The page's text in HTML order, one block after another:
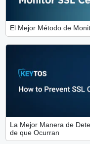
El Mejor Método de
La Mejor Manera de
de que Ocurran